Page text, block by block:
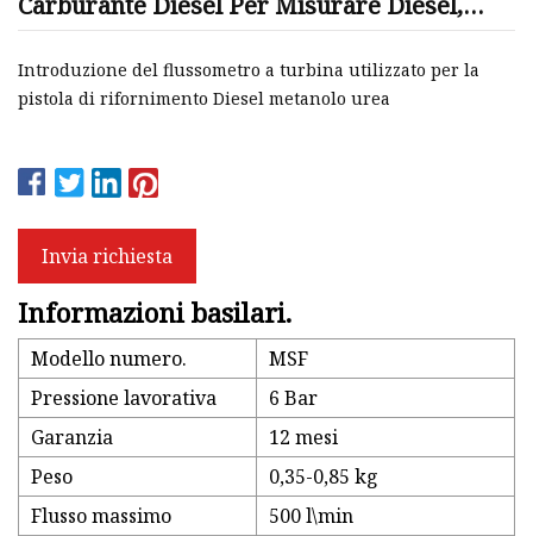
Cherosene, Benzina
Introduzione del flussometro a turbina utilizzato per la
pistola di rifornimento Diesel metanolo urea
Invia richiesta
Informazioni basilari.
Modello numero.
MSF
Pressione lavorativa
6 Bar
Garanzia
12 mesi
Peso
0,35-0,85 kg
Flusso massimo
500 l\min